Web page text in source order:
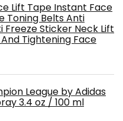
Lift Tape Instant Face
Toning Belts Anti
Sticker Neck Lift
Tightening Face
League by Adidas
3.4 oz / 100 ml